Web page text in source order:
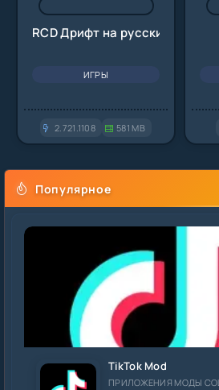
RCD Дрифт на русских машинах
ИГРЫ
2.721.1108 581 MB
Популярное
TikTok Mod
ПРИЛОЖЕНИЯ МОДЫ